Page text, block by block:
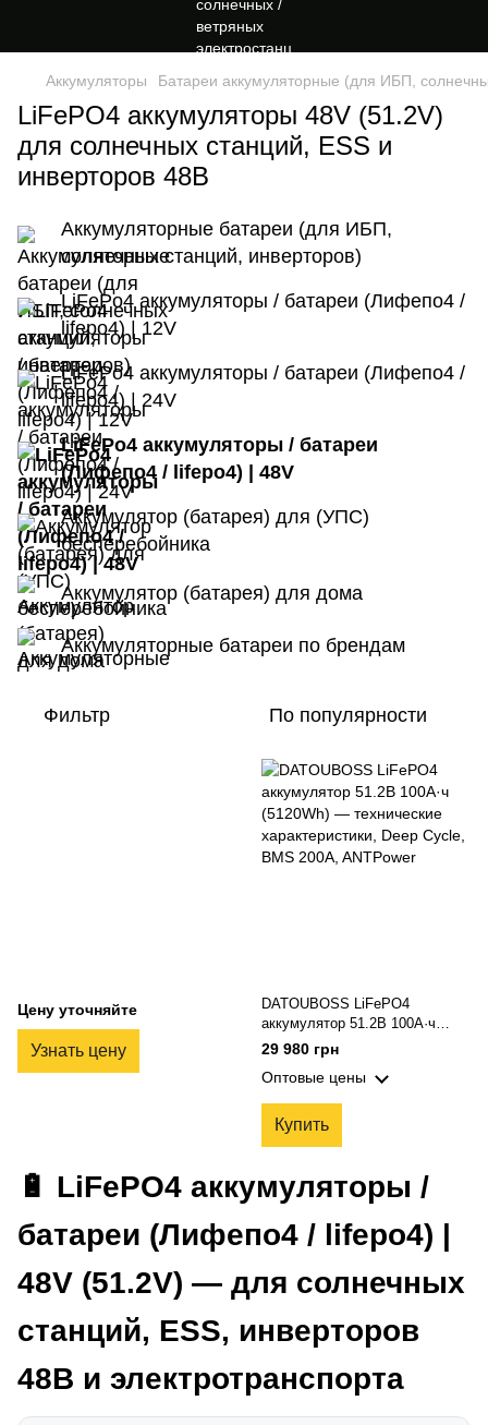
Аккумуляторы Батареи аккумуляторные (для ИБП,
LiFePO4 аккумуляторы 48V (51.2V)
для солнечных станций, ESS и
инверторов 48В
Аккумуляторные батареи (для ИБП,
солнечных станций, инверторов)
LiFePo4 аккумуляторы / батареи (Лифепо4 /
lifepo4) | 12V
LiFePo4 аккумуляторы / батареи (Лифепо4 /
lifepo4) | 24V
LiFePo4 аккумуляторы / батареи
(Лифепо4 / lifepo4) | 48V
Аккумулятор (батарея) для (УПС)
бесперебойника
Аккумулятор (батарея) для дома
Аккумуляторные батареи по брендам
Фильтр По популярности
Цену уточняйте
Узнать цену
DATOUBOSS LiFePO4
аккумулятор 51.2В 100А·ч
(5120Wh) — Deep Cycle, с 200A
BMS, для автодома/DIY,
солнечных и автономных
систем
29 980 грн
Оптовые цены
Купить
🔋 LiFePO4 аккумуляторы /
батареи (Лифепо4 / lifepo4) |
48V (51.2V) — для солнечных
станций, ESS, инверторов
48В и электротранспорта